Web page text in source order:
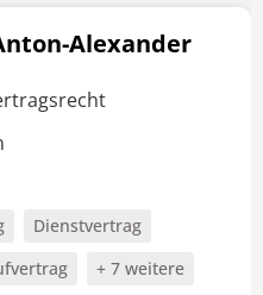
Alexander
Dienstvertrag
+ 7 weitere